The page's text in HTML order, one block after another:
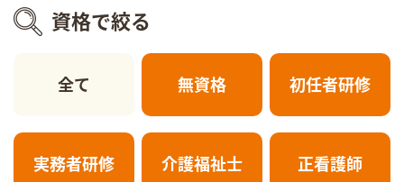
資格で絞る
全て 無資格 初任者研修
実務者研修 介護福祉士 正看護師